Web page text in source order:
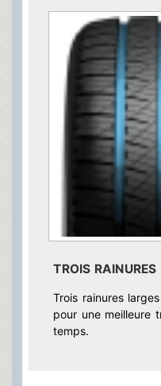
TROIS RAINURES
Trois rainures
pour une meilleure
temps.